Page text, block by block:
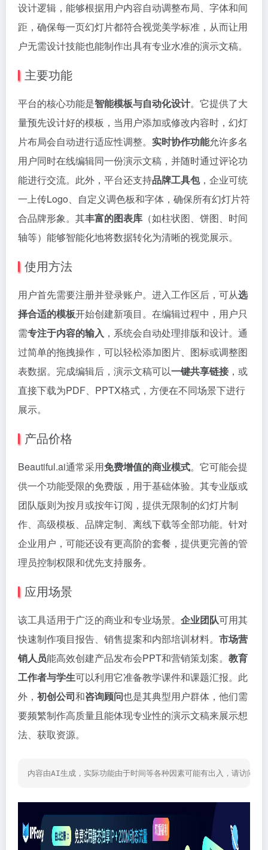
设计逻辑，能够根据用户内容自动调整布局、字体和间
距，确保每一页幻灯片都符合视觉美学标准，从而让用
户无需设计技能也能制作出具有专业水准的演示文稿。
主要功能
平台的核心功能是智能模板与自动化设计。它提供了大
量预先设计好的模板，当用户添加或修改内容时，幻灯
片布局会自动进行适应性调整。 实时协作功能允许多名
用户同时在线编辑同一份演示文稿，并随时通过评论功
能进行交流。此外，平台还支持品牌工具包，企业可统
一上传Logo、自定义调色板和字体，确保所有幻灯片符
合品牌形象。其丰富的图表库 （如柱状图、饼图、时间
轴等）能够智能化地将数据转化为清晰的视觉展示。
使用方法
用户首先需要注册并登录账户。进入工作区后，可从选
择合适的模板开始创建新项目。在编辑过程中，用户只
需专注于内容的输入 ，系统会自动处理排版和设计。通
过简单的拖拽操作，可以轻松添加图片、图标或调整图
表数据。完成编辑后，演示文稿可以一键共享链接 ，或
直接下载为PDF、PPTX格式，方便在不同场景下进行
展示。
产品价格
Beautiful.ai通常采用免费增值的商业模式。它可能会提
供一个功能受限的免费版，用于基础体验。其专业版或
团队版则为按月或按年订阅，提供无限制的幻灯片制
作、高级模板、品牌定制、离线下载等全部功能。针对
企业用户，可能还设有更高阶的套餐，提供更完善的管
理员控制权限和优先支持服务。
应用场景
该工具适用于广泛的商业和专业场景。 企业团队可用其
快速制作项目报告、销售提案和内部培训材料。 市场营
销人员能高效创建产品发布会PPT和营销策划案。 教育
工作者与学生可以利用它准备教学课件和课题汇报。此
外， 初创公司和咨询顾问也是其典型用户群体，他们需
要频繁制作高质量且能体现专业性的演示文稿来展示想
法、获取资源。
内容由AI生成，实际功能由于时间等各种因素可能有出入，请访问网